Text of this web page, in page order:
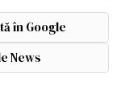
în Google
News